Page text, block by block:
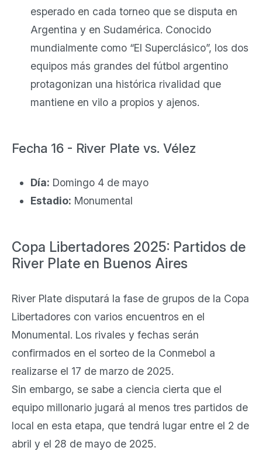
esperado en cada torneo que se disputa en
Argentina y en Sudamérica. Conocido
mundialmente como “El Superclásico”, los dos
equipos más grandes del fútbol argentino
protagonizan una histórica rivalidad que
mantiene en vilo a propios y ajenos.
Fecha 16 - River Plate vs. Vélez
Día: Domingo 4 de mayo
Estadio: Monumental
Copa Libertadores 2025: Partidos de
River Plate en Buenos Aires
River Plate disputará la fase de grupos de la Copa
Libertadores con varios encuentros en el
Monumental. Los rivales y fechas serán
confirmados en el sorteo de la Conmebol a
realizarse el 17 de marzo de 2025.
Sin embargo, se sabe a ciencia cierta que el
equipo millonario jugará al menos tres partidos de
local en esta etapa, que tendrá lugar entre el 2 de
abril y el 28 de mayo de 2025.